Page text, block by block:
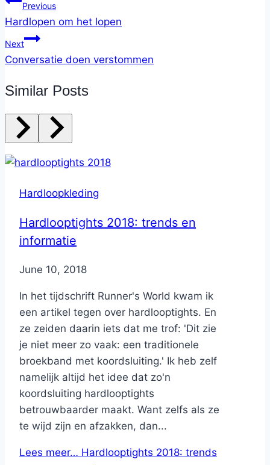
Previous
Hardlopen om het lopen
Next
Conversatie doen verstommen
Similar Posts
Hardloopkleding
Hardlooptights 2018: trends en
informatie
ByNicole
June 10, 2018
In het tijdschrift Runner's World kwam ik
een artikel tegen over hardlooptights. En
ze zeiden daarin iets dat me trof: 'Dit zie
je niet meer zo vaak: een traditionele
broekband met koordsluiting.' Ik heb zelf
namelijk altijd het idee dat zo'n
koordsluiting hardlooptights
betrouwbaarder maakt. Want zelfs als ze
te wijd zijn en afzakken, dan...
Lees meer… Hardlooptights 2018: trends